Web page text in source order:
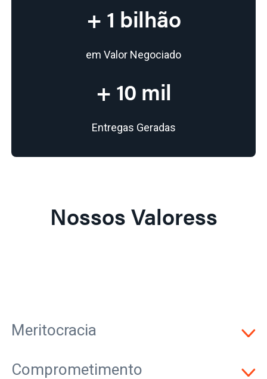
+ 1 bilhão
em Valor Negociado
+ 10 mil
Entregas Geradas
Nossos Valoress
Meritocracia
Comprometimento